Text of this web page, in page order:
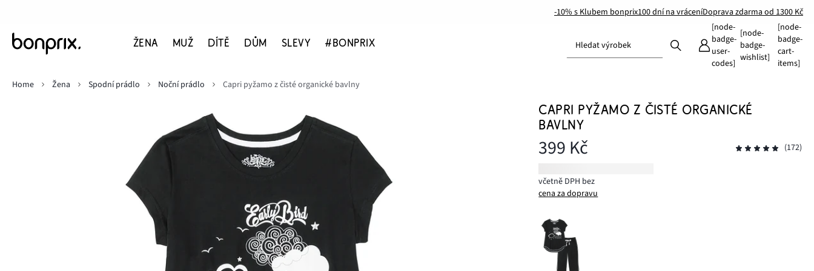
-10% s Klubem bonprix100 dní na vráceníDoprava zdarma od 1300 Kč
ŽENA MUŽ DÍTĚ DŮM SLEVY #BONPRIX Hledat výrobek
[node-
badge-
user-
codes]
[node-
badge-
wishlist]
[node-
badge-
cart-
items]
Home
Žena Spodní prádlo Noční prádlo Capri pyžamo z čisté organické bavlny
CAPRI PYŽAMO Z ČISTÉ ORGANICKÉ
BAVLNY
399 Kč (172)
včetně DPH bez
cena za dopravu